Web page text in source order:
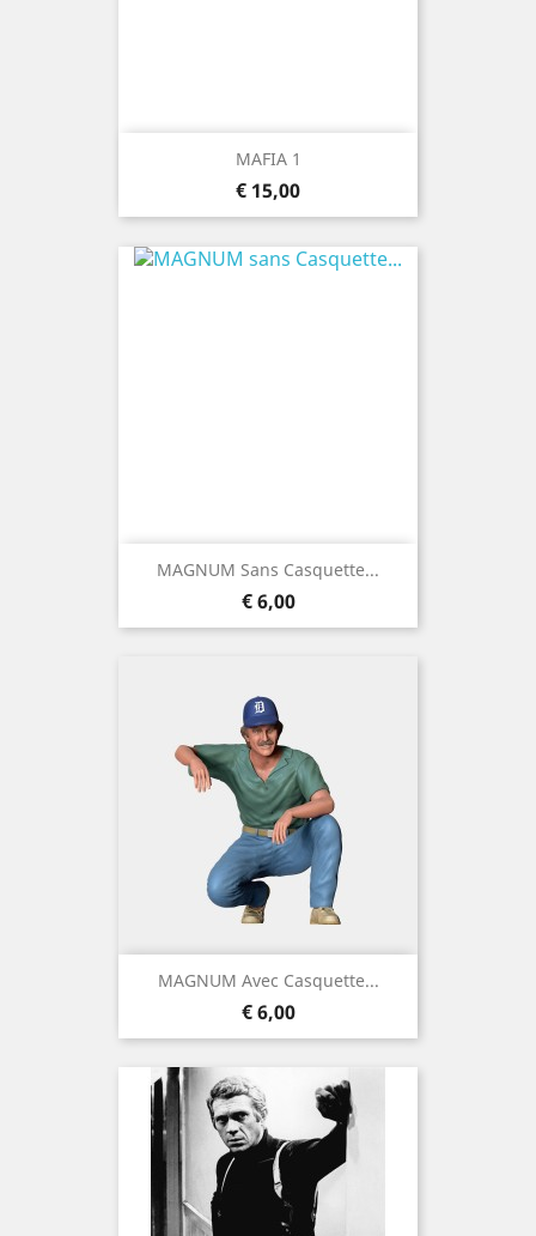
MAFIA 1
Prijs
€ 15,00
MAGNUM Sans Casquette...
Prijs
€ 6,00
MAGNUM Avec Casquette...
Prijs
€ 6,00